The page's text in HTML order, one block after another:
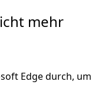
mehr
Edge durch, um